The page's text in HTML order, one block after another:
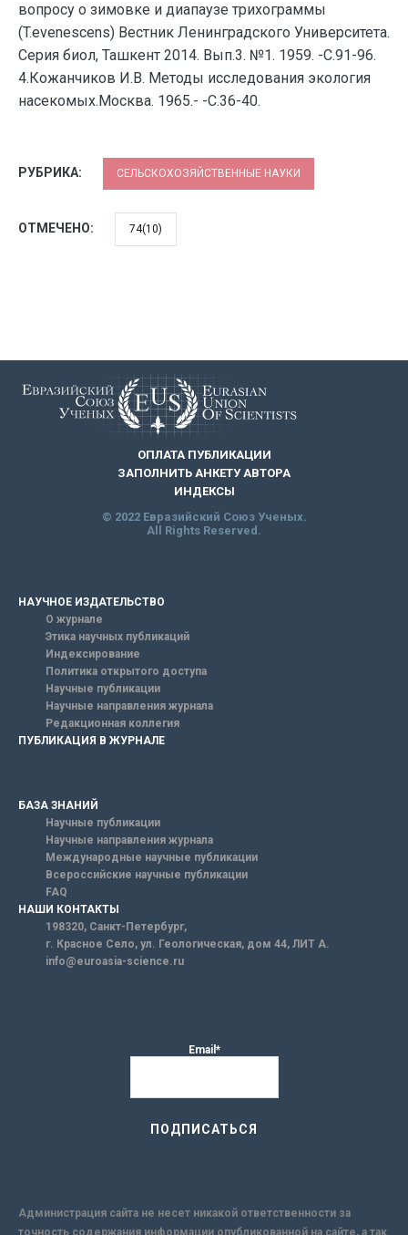
вопросу о зимовке и диапаузе трихограммы
(T.evenescens) Вестник Ленинградского Университета.
Серия биол, Ташкент 2014. Вып.3. №1. 1959. -С.91-96.
4.Кожанчиков И.В. Методы исследования экология
насекомых.Москва. 1965.- -С.36-40.
РУБРИКА: СЕЛЬСКОХОЗЯЙСТВЕННЫЕ НАУКИ
ОТМЕЧЕНО: 74(10)
ОПЛАТА ПУБЛИКАЦИИ
ЗАПОЛНИТЬ АНКЕТУ АВТОРА
ИНДЕКСЫ
© 2022 Евразийский Союз Ученых.
All Rights Reserved.
НАУЧНОЕ ИЗДАТЕЛЬСТВО
О журнале
Этика научных публикаций
Индексирование
Политика открытого доступа
Научные публикации
Научные направления журнала
Редакционная коллегия
ПУБЛИКАЦИЯ В ЖУРНАЛЕ
БАЗА ЗНАНИЙ
Научные публикации
Научные направления журнала
Международные научные публикации
Всероссийские научные публикации
FAQ
НАШИ КОНТАКТЫ
198320, Санкт-Петербург,
г. Красное Село, ул. Геологическая, дом 44, ЛИТ А.
info@euroasia-science.ru
Email*
Администрация сайта не несет никакой ответственности за
точность содержания информации опубликованной на сайте, а так